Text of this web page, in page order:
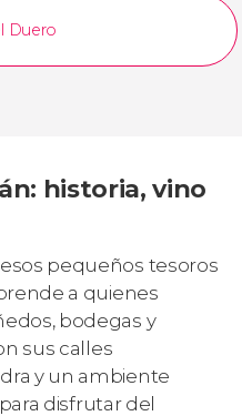
Duero
historia, vino
pequeños tesoros
a quienes
bodegas y
sus calles
y un ambiente
disfrutar del